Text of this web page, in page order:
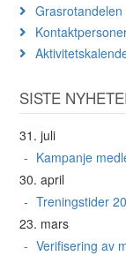
Grasrotandelen
SISTE
31. juli
Kampanje
30. april
Treningstider
23. mars
Verifisering av